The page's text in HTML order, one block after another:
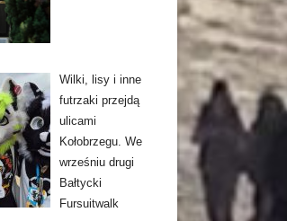
Wilki, lisy i inne
futrzaki przejdą
ulicami
Kołobrzegu. We
wrześniu drugi
Bałtycki
Fursuitwalk